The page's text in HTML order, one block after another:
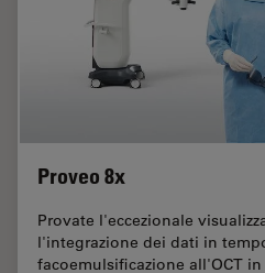
Proveo 8x
Provate l'eccezionale
l'integrazione dei dati in
facoemulsificazione all'OCT